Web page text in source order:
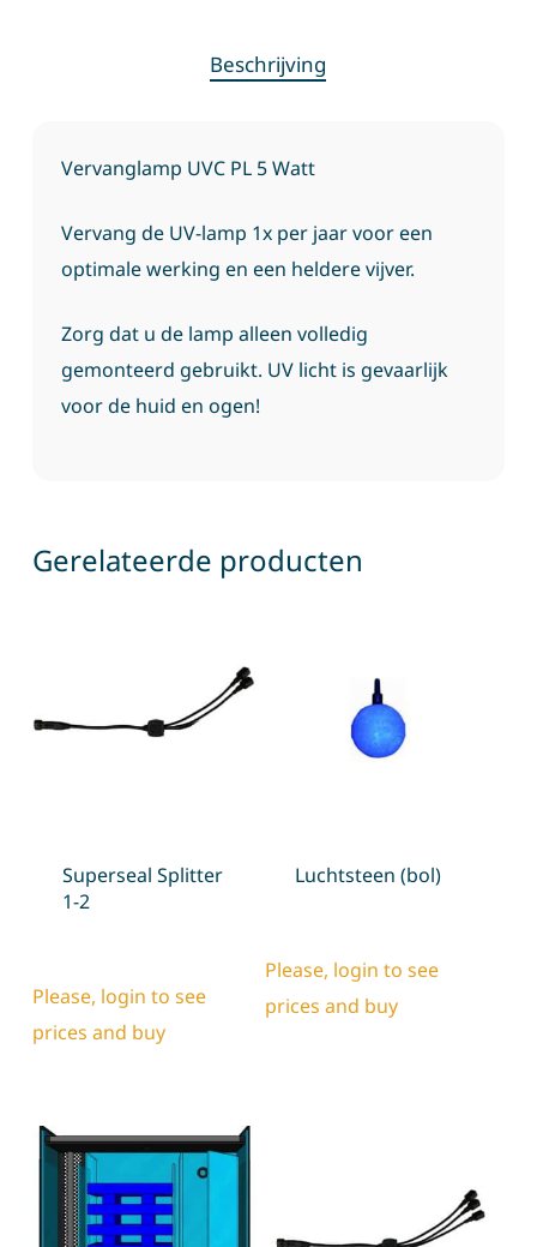
Beschrijving
Vervanglamp UVC PL 5 Watt
Vervang de UV-lamp 1x per jaar voor een
optimale werking en een heldere vijver.
Zorg dat u de lamp alleen volledig
gemonteerd gebruikt. UV licht is gevaarlijk
voor de huid en ogen!
Gerelateerde producten
Superseal Splitter
1-2
Please, login to see
prices and buy
Luchtsteen (bol)
Please, login to see
prices and buy